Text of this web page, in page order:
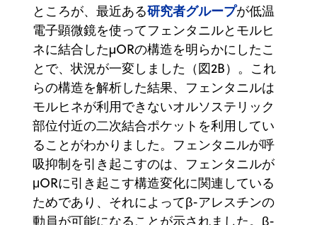
ところが、最近ある研究者グループが低温
電子顕微鏡を使ってフェンタニルとモルヒ
ネに結合したµORの構造を明らかにしたこ
とで、状況が一変しました（図2B）。これ
らの構造を解析した結果、フェンタニルは
モルヒネが利用できないオルソステリック
部位付近の二次結合ポケットを利用してい
ることがわかりました。フェンタニルが呼
吸抑制を引き起こすのは、フェンタニルが
μORに引き起こす構造変化に関連している
ためであり、それによってβ-アレスチンの
動員が可能になることが示されました。β-